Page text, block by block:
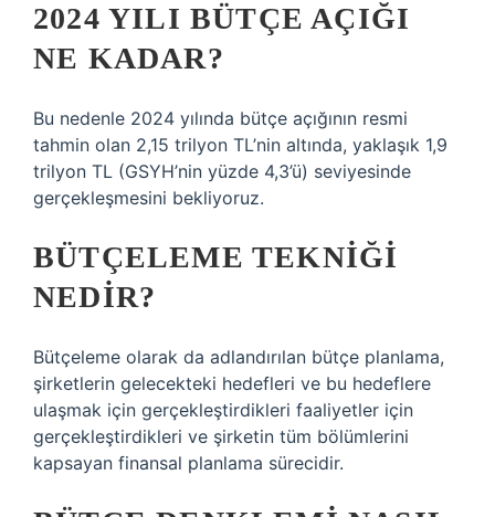
2024 YILI BÜTÇE AÇIĞI
NE KADAR?
Bu nedenle 2024 yılında bütçe açığının resmi
tahmin olan 2,15 trilyon TL’nin altında, yaklaşık 1,9
trilyon TL (GSYH’nin yüzde 4,3’ü) seviyesinde
gerçekleşmesini bekliyoruz.
BÜTÇELEME TEKNIĞI
NEDIR?
Bütçeleme olarak da adlandırılan bütçe planlama,
şirketlerin gelecekteki hedefleri ve bu hedeflere
ulaşmak için gerçekleştirdikleri faaliyetler için
gerçekleştirdikleri ve şirketin tüm bölümlerini
kapsayan finansal planlama sürecidir.